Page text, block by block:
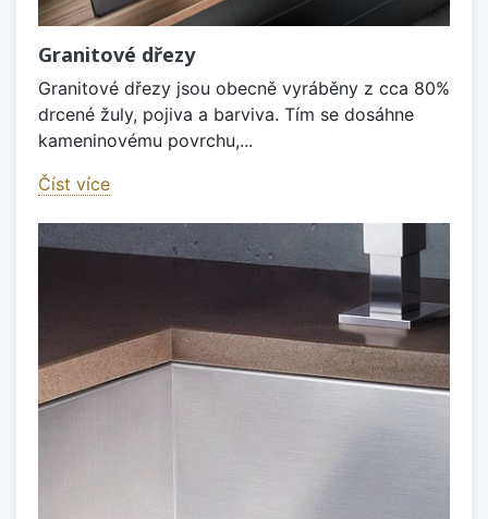
Granitové dřezy
Granitové dřezy jsou obecně vyráběny z cca 80%
drcené žuly, pojiva a barviva. Tím se dosáhne
kameninovému povrchu,...
Číst více